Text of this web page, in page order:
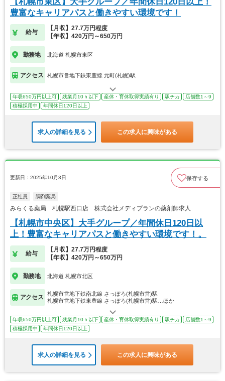
豊富なキャリアパスと働きやすい環境です！
給与
【月収】27.7万円程度
【年収】420万円～650万円
勤務地 北海道 札幌市東区
アクセス 札幌市営地下鉄東豊線 元町(札幌)駅
年収650万円以上可 残業月10ｈ以下 産休・育休取得実績有り 駅チカ
店舗数1～9
積極採用中
年間休日120日以上
求人の詳細を見る この求人に興味がある
更新日：2025年10月3日 保存する
正社員 調剤薬局
みらくる薬局 札幌駅西口店 株式会社メディプランの薬剤師求人
【札幌市中央区】大手グループ／年間休日120日以
上！豊富なキャリアパスと働きやすい環境です！。
給与
【月収】27.7万円程度
【年収】420万円～650万円
勤務地 北海道 札幌市北区
アクセス
札幌市営地下鉄南北線 さっぽろ(札幌市営)駅
札幌市営地下鉄東豊線 さっぽろ(札幌市営)駅…ほか
年収650万円以上可 残業月10ｈ以下 産休・育休取得実績有り 駅チカ
店舗数1～9
積極採用中
年間休日120日以上
求人の詳細を見る この求人に興味がある